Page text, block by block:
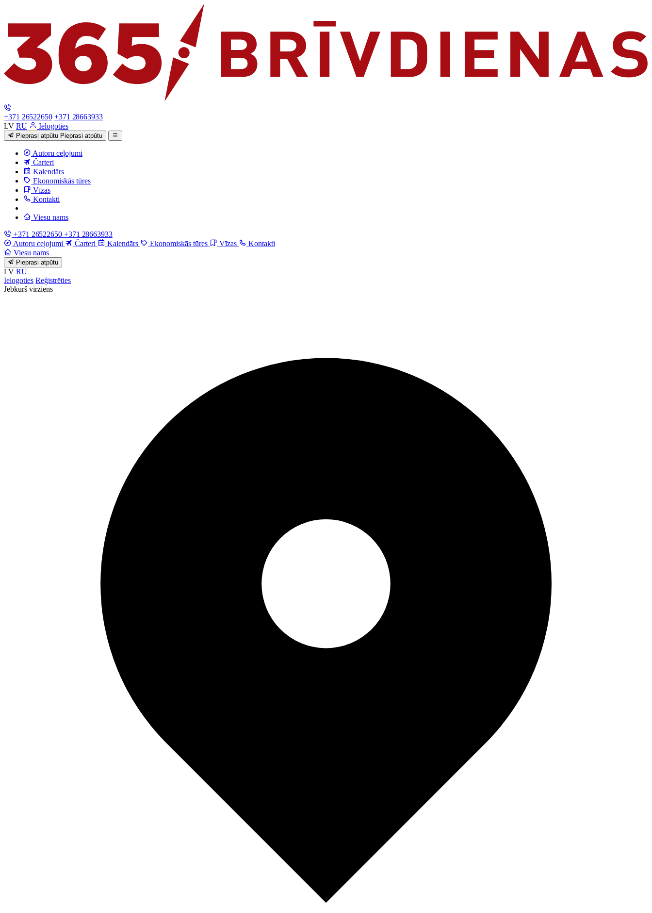
+371 26522650 +371 28663933
LV RU Ielogoties
Pieprasi atpūtu Pieprasi atpūtu
Autoru ceļojumi
Čarteri
Kalendārs
Ekonomiskās tūres
Vīzas
Kontakti
Viesu nams
+371 26522650 +371 28663933
Autoru ceļojumi
Čarteri Kalendārs Ekonomiskās tūres Vīzas
Kontakti
Viesu nams
Pieprasi atpūtu
LV RU
Ielogoties Reģistrēties
Jebkurš virziens